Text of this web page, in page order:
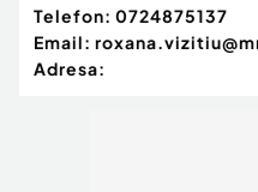
Telefon: 0724875137
Email:
Adresa: